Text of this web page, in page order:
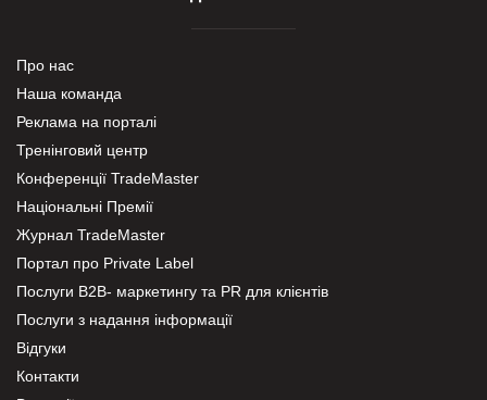
Про нас
Наша команда
Реклама на порталі
Тренінговий центр
Конференції TradeMaster
Національні Премії
Журнал TradeMaster
Портал про Private Label
Послуги В2В- маркетингу та PR для клієнтів
Послуги з надання інформації
Відгуки
Контакти